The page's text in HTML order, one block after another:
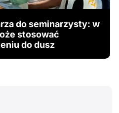
do seminarzysty: w
stosować
do dusz